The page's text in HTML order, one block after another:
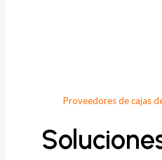
Proveedores de cajas